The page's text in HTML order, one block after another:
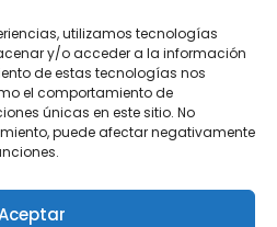
utilizamos tecnologías
y/o acceder a la información
de estas tecnologías nos
el comportamiento de
únicas en este sitio. No
puede afectar negativamente